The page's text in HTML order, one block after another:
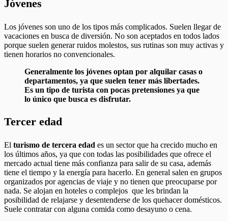
Jóvenes
Los jóvenes son uno de los tipos más complicados. Suelen llegar de
vacaciones en busca de diversión. No son aceptados en todos lados
porque suelen generar ruidos molestos, sus rutinas son muy activas y
tienen horarios no convencionales.
Generalmente los jóvenes optan por alquilar casas o
departamentos, ya que suelen tener más libertades.
Es un tipo de turista con pocas pretensiones ya que
lo único que busca es disfrutar.
Tercer edad
El turismo de tercera edad es un sector que ha crecido mucho en
los últimos años, ya que con todas las posibilidades que ofrece el
mercado actual tiene más confianza para salir de su casa, además
tiene el tiempo y la energía para hacerlo. En general salen en grupos
organizados por agencias de viaje y no tienen que preocuparse por
nada. Se alojan en hoteles o complejos que les brindan la
posibilidad de relajarse y desentenderse de los quehacer domésticos.
Suele contratar con alguna comida como desayuno o cena.